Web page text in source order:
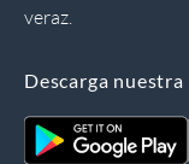
veraz.
Descarga nuestra